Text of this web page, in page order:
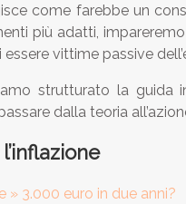
come farebbe un
più adatti,
essere vittime passive
strutturato la
dalla teoria
» 3.000 euro in due anni?